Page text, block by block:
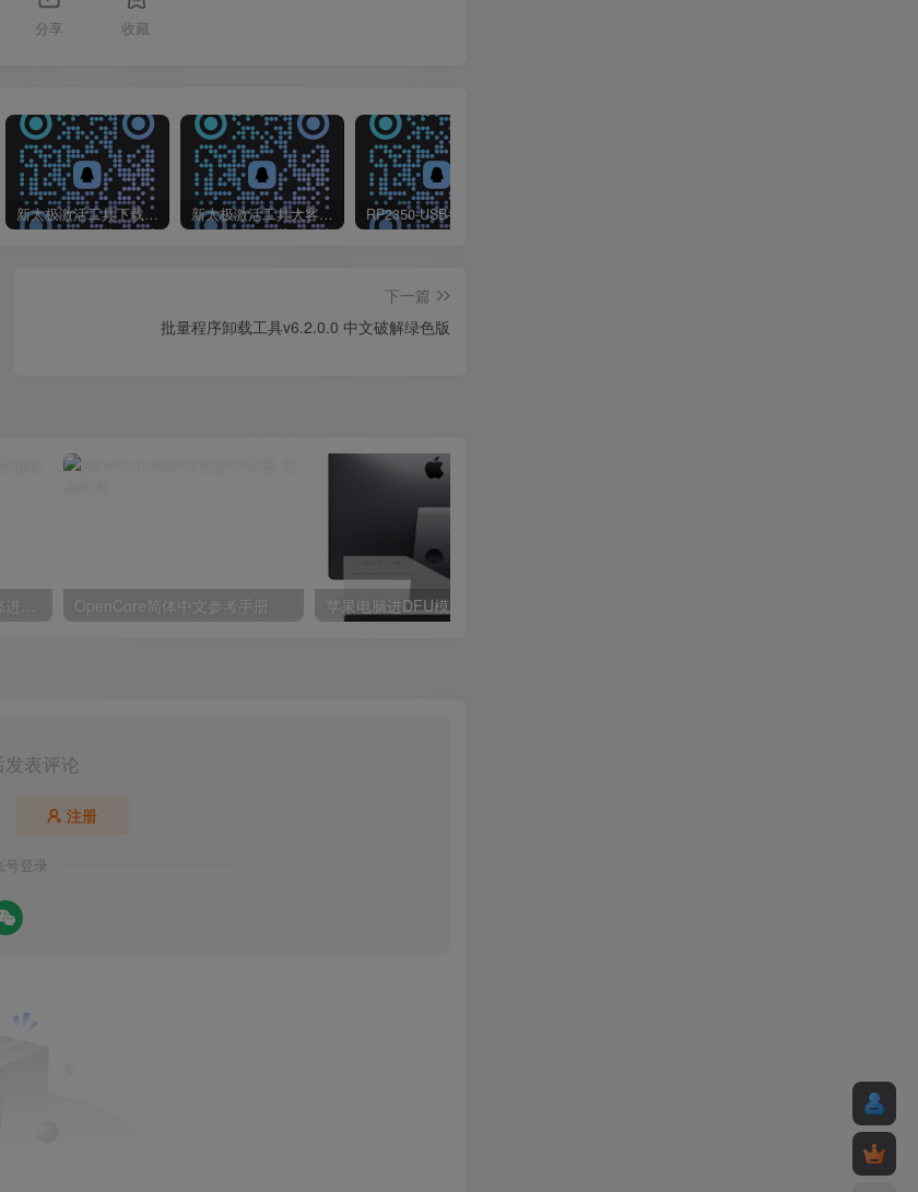
分享 收藏
新太极激活工具下载/教程/充值/开户(QQ交流群号:523943346) 新太极激活工具大客户洽谈（QQ官方交流群：523943346）
下一篇
批量程序卸载工具v6.2.0.0 中文破解绿色版
OpenCore简体中文参考手册 苹果电脑进DFU模式简单教程
表评论
注册
号登录